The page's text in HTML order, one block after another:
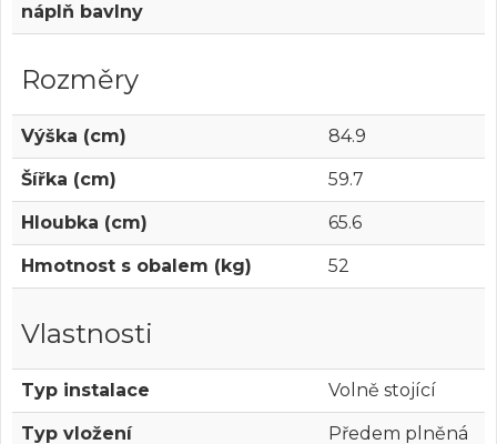
náplň bavlny
Rozměry
Výška (cm) 84.9
Šířka (cm) 59.7
Hloubka (cm) 65.6
Hmotnost s obalem (kg) 52
Vlastnosti
Typ instalace Volně stojící
Typ vložení Předem plněná